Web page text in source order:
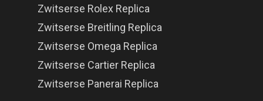
Zwitserse Rolex Replica
Zwitserse Breitling Replica
Zwitserse Omega Replica
Zwitserse Cartier Replica
Zwitserse Panerai Replica